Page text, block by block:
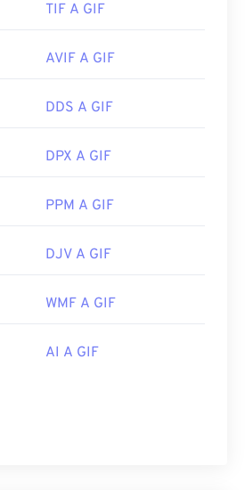
TIF A GIF
AVIF A GIF
DDS A GIF
DPX A GIF
PPM A GIF
DJV A GIF
WMF A GIF
AI A GIF